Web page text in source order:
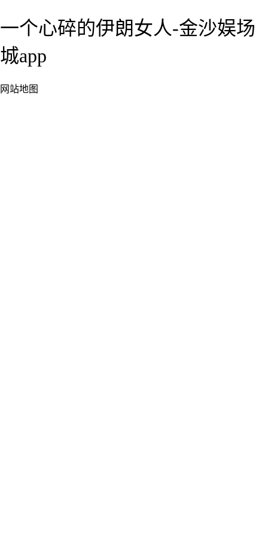
一个心碎的伊朗女人-金沙娱场
城app
网站地图